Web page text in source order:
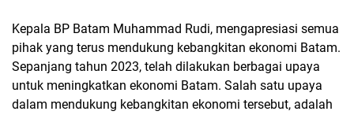
Kepala BP Batam Muhammad Rudi, mengapresiasi semua
pihak yang terus mendukung kebangkitan ekonomi Batam.
Sepanjang tahun 2023, telah dilakukan berbagai upaya
untuk meningkatkan ekonomi Batam. Salah satu upaya
dalam mendukung kebangkitan ekonomi tersebut, adalah